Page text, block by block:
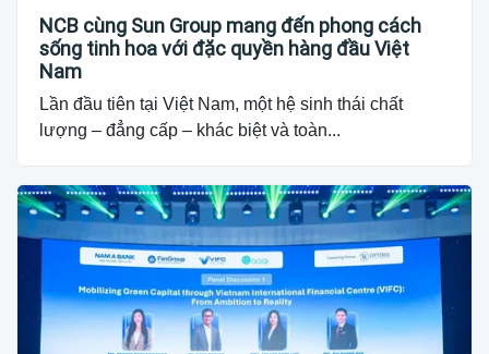
NCB cùng Sun Group mang đến phong cách
sống tinh hoa với đặc quyền hàng đầu Việt
Nam
Lần đầu tiên tại Việt Nam, một hệ sinh thái chất
lượng – đẳng cấp – khác biệt và toàn...